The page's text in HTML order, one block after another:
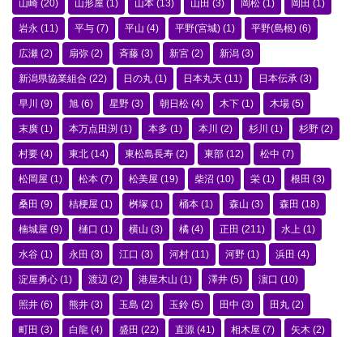
山崎 (20) 山形屋 (1) 山本 (13) 山田 (3) 岡松 (1) 岡田 (1)
岩永 (11) 平与 (7) 平山 (4) 平野(宮城) (1) 平野(島根) (6)
広瀬 (2) 扇弥 (2) 斉藤 (3) 新宮 (2) 新潟 (3)
新潟県協業組合 (22) 日の丸 (1) 日本丸天 (11) 日本伝承 (3)
早川 (9) 旭 (6) 星野 (3) 朝日松 (4) 木下 (1) 木場 (5)
末廣 (1) 本万点田渕 (1) 本多 (1) 本川 (2) 杉川 (1) 杉野 (2)
村要 (4) 東北 (14) 東松島長寿 (2) 東部 (12) 松中 (7)
松岡屋 (1) 松本 (7) 松美屋 (19) 柴沼 (10) 栄 (1) 根田 (3)
桑田 (9) 桔梗屋 (1) 桝塚 (1) 桶本 (1) 森山 (3) 森田 (18)
楠城屋 (9) 樋口 (1) 横山 (3) 橘 (4) 正田 (211) 水上 (1)
水谷 (1) 永田 (3) 江口 (3) 河村 (11) 河野 (1) 浜田 (4)
淀屋勇心 (1) 渡辺 (2) 港屋木山 (1) 澤井 (5) 濵口 (10)
照井 (6) 熊井 (3) 玉島 (2) 玉鈴 (5) 田中 (3) 田丸 (2)
町田 (3) 白龍 (4) 盛田 (22) 直源 (41) 相木屋 (7) 矢木 (2)